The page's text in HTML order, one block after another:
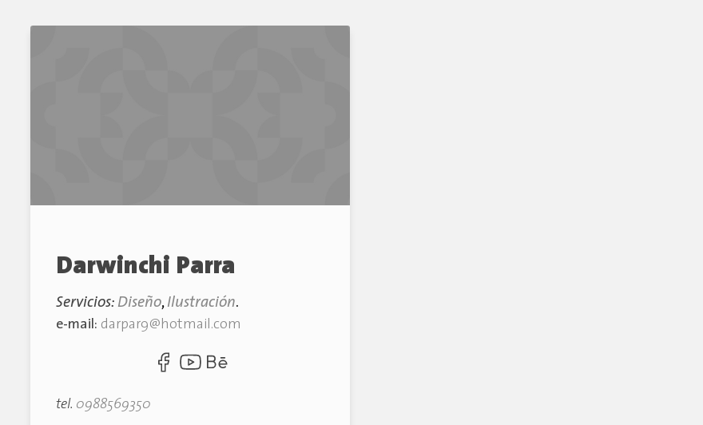
Darwinchi Parra
Servicios: Diseño, Ilustración.
e-mail: darpar9@hotmail.com
tel. 0988569350